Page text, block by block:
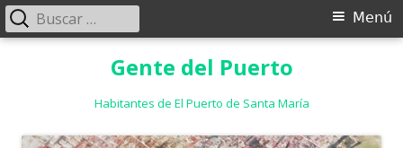
Gente del Puerto
Habitantes de El Puerto de Santa María
Menú
Menú
Buscar: